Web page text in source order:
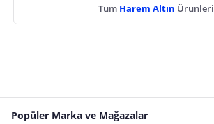
Tüm Harem Altın Ürünleri
Popüler Marka ve Mağazalar